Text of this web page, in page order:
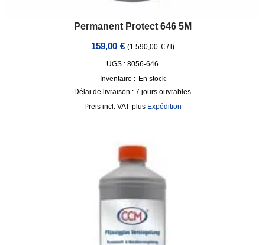
Permanent Protect 646 5M
159,00 € (1.590,00 €/ )
UGS : 8056-646
Inventaire : En stock
Délai de livraison : 7 jours ouvrables
incl. VAT plus Expédition